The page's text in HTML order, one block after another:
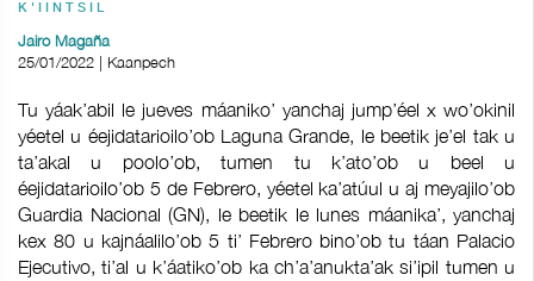
K'IINTSIL
Jairo Magaña
25/01/2022 | Kaanpech
Tu yáak’abil le jueves máaniko’ yanchaj jump’éel x wo’okinil
yéetel u éejidatarioilo’ob Laguna Grande, le beetik je’el tak u
ta’akal u poolo’ob, tumen tu k’ato’ob u beel u
éejidatarioilo’ob 5 de Febrero, yéetel ka’atúul u aj meyajilo’ob
Guardia Nacional (GN), le beetik le lunes máanika’, yanchaj
kex 80 u kajnáalilo’ob 5 ti’ Febrero bino’ob tu táan Palacio
Ejecutivo, ti’al u k’áatiko’ob ka ch’a’anukta’ak si’ipil tumen u